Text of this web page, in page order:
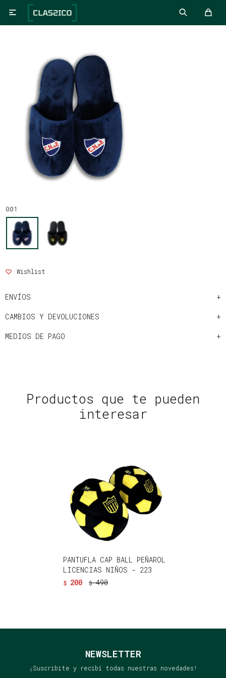

001
ENVÍOS
CAMBIOS Y DEVOLUCIONES
MEDIOS DE PAGO
Productos que te pueden
interesar
PANTUFLA CAP BALL PEÑAROL
LICENCIAS NIÑOS - 223
$ 200 $ 490
NEWSLETTER
¡Suscribite y recibí todas nuestras novedades!